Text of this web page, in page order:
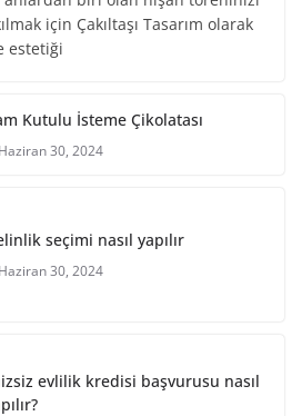
için Çakıltaşı Tasarım olarak
estetiği
Kutulu İsteme Çikolatası
Haziran 30, 2024
seçimi nasıl yapılır
Haziran 30, 2024
evlilik kredisi başvurusu nasıl